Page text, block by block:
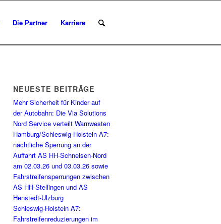
Die Partner Karriere
NEUESTE BEITRÄGE
Mehr Sicherheit für Kinder auf
der Autobahn: Die Via Solutions
Nord Service verteilt Warnwesten
Hamburg/Schleswig-Holstein A7:
nächtliche Sperrung an der
Auffahrt AS HH-Schnelsen-Nord
am 02.03.26 und 03.03.26 sowie
Fahrstreifensperrungen zwischen
AS HH-Stellingen und AS
Henstedt-Ulzburg
Schleswig-Holstein A7:
Fahrstreifenreduzierungen im